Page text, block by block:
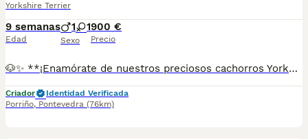
Yorkshire Terrier
9 semanas
Edad
1 1
Sexo
900 €
Precio
🐶✨ **¡Enamórate de nuestros preciosos cachorros Yorkshire Terrier!** ✨🐶 💖 Criados en un entorno familiar con mucho cariño, atención y dedicación para que crezcan sanos, equilibrados y muy sociables. 🌟 Son cariñosos, inteligentes, juguetones y perfectos para convertirse en un miembro más de la familia. 🩺 Se entregan con la documentación correspondiente según su edad y los cuidados veterinarios que les correspondan. 📸 Si deseas recibir fotos, vídeos o más información, estaremos encantados de atenderte. 📞 **687482079** 📍 **Galicia, Madrid, Valencia, Barcelona, Sevilla, Almería, Pamplona.**
Criador
Identidad Verificada
Porriño, Pontevedra (76km)